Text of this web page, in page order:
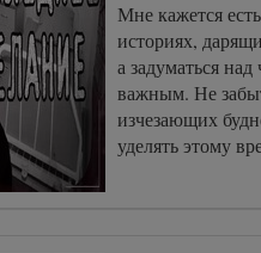
Мне кажется
историях,
а задуматься
важным. Не
изчезающих
уделять этому